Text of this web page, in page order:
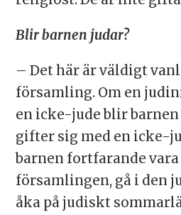
Blir barnen judar?
– Det här är väldigt
församling. Om en
en icke-jude blir barnen
gifter sig med en icke-
barnen fortfarande
församlingen, gå i den
åka på judiskt